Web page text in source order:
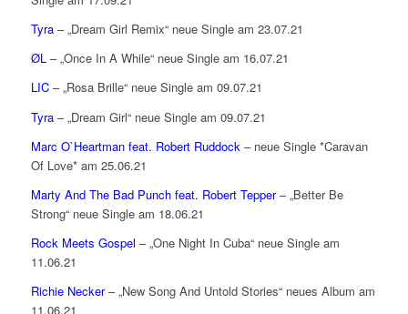
Tyra– „Dream Girl Remix“ neue Single am 23.07.21
ØL– „Once In A While“ neue Single am 16.07.21
LIC– „Rosa Brille“ neue Single am 09.07.21
Tyra– „Dream Girl“ neue Single am 09.07.21
Marc O`Heartman feat. Robert Ruddock – neue Single *Caravan
Of Love* am 25.06.21
Marty And The Bad Punch feat. Robert Tepper– „Better Be
Strong“ neue Single am 18.06.21
Rock Meets Gospel – „One Night In Cuba“ neue Single am
11.06.21
Richie Necker– „New Song And Untold Stories“ neues Album am
11.06.21